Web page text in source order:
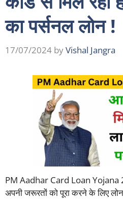
का पर्सनल लोन !
17/07/2024 byVishal Jangra
PM Aadhar Card Loan
अपनी जरूरतों को पूरा करने के लिए